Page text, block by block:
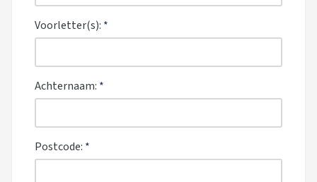
Voorletter(s): *
Achternaam: *
Postcode: *